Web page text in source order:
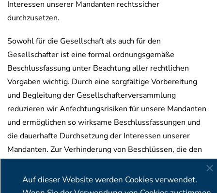
Auf dieser Website werden Cookies verwendet.
Interessen unserer Mandanten rechtssicher
durchzusetzen.
Sowohl für die Gesellschaft als auch für den
Gesellschafter ist eine formal ordnungsgemäße
Beschlussfassung unter Beachtung aller rechtlichen
Vorgaben wichtig. Durch eine sorgfältige Vorbereitung
und Begleitung der Gesellschafterversammlung
reduzieren wir Anfechtungsrisiken für unsere Mandanten
und ermöglichen so wirksame Beschlussfassungen und
die dauerhafte Durchsetzung der Interessen unserer
Mandanten. Zur Verhinderung von Beschlüssen, die den
entwickeln wir schon im Vorfeld der
Gesellschafterversammlung eine Gegenstrategie.